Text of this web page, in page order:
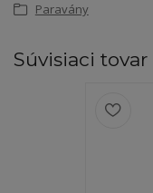
Paravány
Súvisiaci tovar